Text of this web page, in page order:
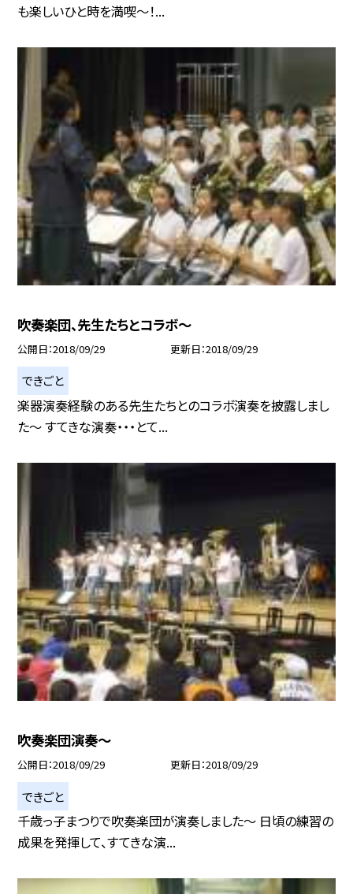
も楽しいひと時を満喫〜！...
吹奏楽団、先生たちとコラボ〜
公開日 2018/09/29 更新日 2018/09/29
できごと
楽器演奏経験のある先生たちとのコラボ演奏を披露しまし
た〜 すてきな演奏・・・とて...
吹奏楽団演奏〜
公開日 2018/09/29 更新日 2018/09/29
できごと
千歳っ子まつりで吹奏楽団が演奏しました〜 日頃の練習の
成果を発揮して、すてきな演...